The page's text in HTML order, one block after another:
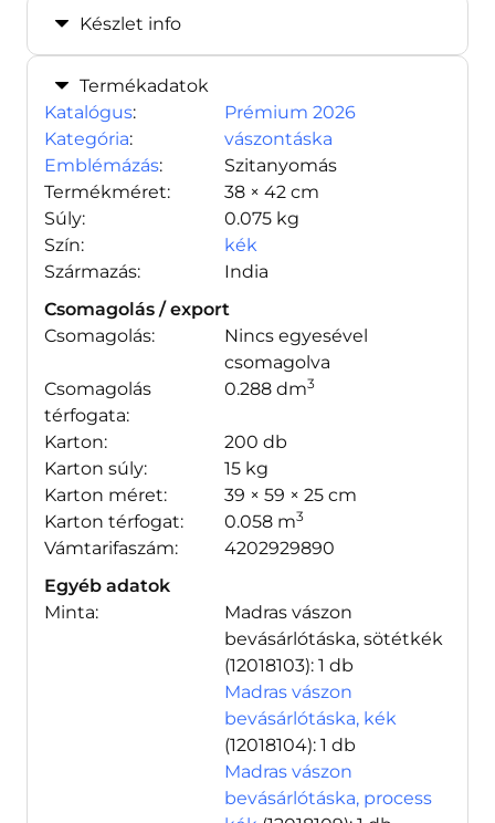
Készlet info
Termékadatok
Katalógus:
Prémium 2026
Kategória:
vászontáska
Emblémázás:
Szitanyomás
Termékméret:
38 × 42 cm
Súly:
0.075 kg
Szín:
kék
Származás:
India
Csomagolás / export
Csomagolás:
Nincs egyesével
csomagolva
Csomagolás
térfogata:
0.288 dm3
Karton:
200 db
Karton súly:
15 kg
Karton méret:
39 × 59 × 25 cm
Karton térfogat:
0.058 m3
Vámtarifaszám:
4202929890
Egyéb adatok
Minta:
Madras vászon
bevásárlótáska, sötétkék
(12018103): 1 db
Madras vászon
bevásárlótáska, kék
(12018104): 1 db
Madras vászon
bevásárlótáska, process